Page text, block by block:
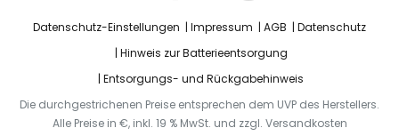
Datenschutz-Einstellungen Impressum AGB
Datenschutz
Hinweis zur Batterieentsorgung
Entsorgungs- und Rückgabehinweis
Die durchgestrichenen Preise entsprechen dem UVP des Herstellers.
Alle Preise in €, inkl. 19 % MwSt. und zzgl. Versandkosten